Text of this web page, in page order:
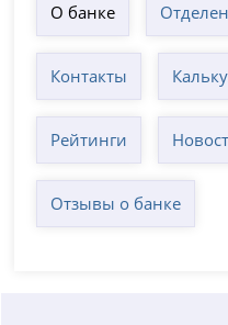
О банке
Контакты
Рейтинги
Отзывы о банке